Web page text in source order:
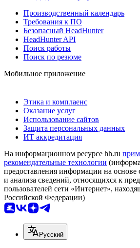
Производственный календарь
Требования к ПО
Безопасный HeadHunter
HeadHunter API
Поиск работы
Поиск по резюме
Мобильное приложение
Этика и комплаенс
Оказание услуг
Использование сайтов
Защита персональных данных
ИТ аккредитация
На информационном ресурсе hh.ru
рекомендательные технологии
предоставления информации на основе
и анализа сведений, относящихся к
пользователей сети «Интернет»,
Российской Федерации)
Русский